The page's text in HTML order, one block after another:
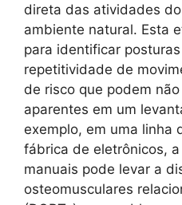
direta das atividades
ambiente natural. Esta
para identificar
repetitividade de
de risco que podem
aparentes em um
exemplo, em uma linha
fábrica de eletrônicos,
manuais pode levar a
osteomusculares